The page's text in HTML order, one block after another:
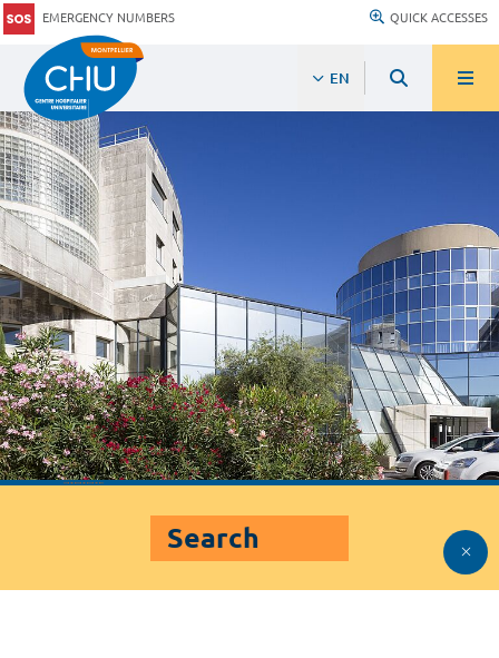
EMERGENCY NUMBERS QUICK ACCESSES
EN
Search